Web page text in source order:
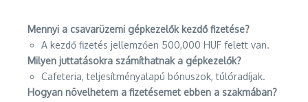
Mennyi a csavarüzemi gépkezelők kezdő fizetése?
A kezdő fizetés jellemzően 500,000 HUF felett van.
Milyen juttatásokra számíthatnak a gépkezelők?
Cafeteria, teljesítményalapú bónuszok, túlóradíjak.
Hogyan növelhetem a fizetésemet ebben a szakmában?